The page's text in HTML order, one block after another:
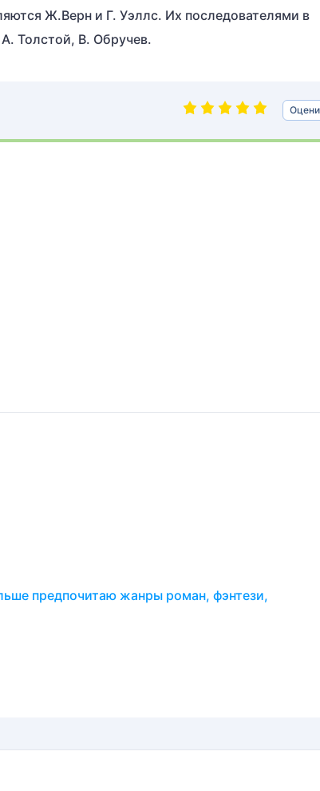
Ж.Верн и Г. Уэллс. Их последователями в
Толстой, В. Обручев.
предпочитаю жанры роман, фэнтези,